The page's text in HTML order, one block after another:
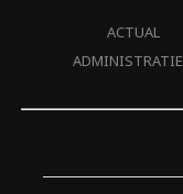
ACTUAL
ADMINISTRATIE